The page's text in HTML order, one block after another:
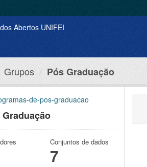
Grupos Pós Graduação
Graduação
Conjuntos de dados
7